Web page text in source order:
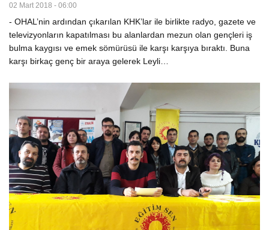
02 Mart 2018 - 06:00
- OHAL’nin ardından çıkarılan KHK’lar ile birlikte radyo, gazete ve
televizyonların kapatılması bu alanlardan mezun olan gençleri iş
bulma kaygısı ve emek sömürüsü ile karşı karşıya bıraktı. Buna
karşı birkaç genç bir araya gelerek Leyli…